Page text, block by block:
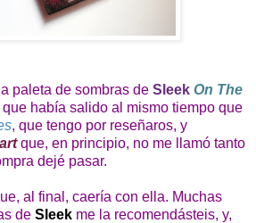
paleta de sombras de Sleek On The
que había salido al mismo tiempo que
, que tengo por reseñaros, y
que, en principio, no me llamó tanto
dejé pasar.
al final, caería con ella. Muchas
de Sleek me la recomendásteis, y,